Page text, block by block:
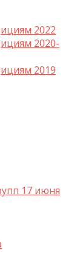
2022
2020-
2019
17 июня